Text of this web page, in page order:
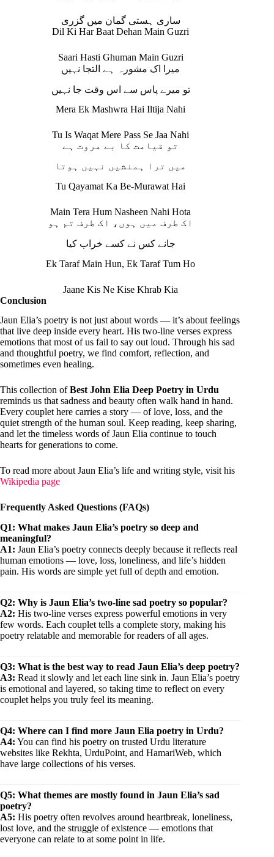
ساری ہستی گمان میں گزری
Dil Ki Har Baat Dehan Main Guzri
Saari Hasti Ghuman Main Guzri
میرا اک مشورہ ہے التجا نہیں
تو میرے پاس سے اس وقت جا نہیں
Mera Ek Mashwra Hai Iltija Nahi
Tu Is Waqat Mere Pass Se Jaa Nahi
تو قیامت کا بے مروت ہے
میں ترا ہمنشیں نہیں ہوتا
Tu Qayamat Ka Be-Murawat Hai
Main Tera Hum Nasheen Nahi Hota
اک طرف میں ہوں، اک طرف تم ہو
جانے کس نے کسے خراب کیا
Ek Taraf Main Hun, Ek Taraf Tum Ho
Jaane Kis Ne Kise Khrab Kia
Conclusion
Jaun Elia’s poetry is not just about words — it’s about feelings
that live deep inside every heart. His two-line verses express
emotions that most of us fail to say out loud. Through his sad
and thoughtful poetry, we find comfort, reflection, and
sometimes even healing.
This collection ofBest John Elia Deep Poetry in Urdu
reminds us that sadness and beauty often walk hand in hand.
Every couplet here carries a story — of love, loss, and the
quiet strength of the human soul. Keep reading, keep sharing,
and let the timeless words of Jaun Elia continue to touch
hearts for generations to come.
To read more about Jaun Elia’s life and writing style, visit his
Wikipedia page
Frequently Asked Questions (FAQs)
Q1: What makes Jaun Elia’s poetry so deep and
meaningful?
A1: Jaun Elia’s poetry connects deeply because it reflects real
human emotions — love, loss, loneliness, and life’s hidden
pain. His words are simple yet full of depth and emotion.
Q2: Why is Jaun Elia’s two-line sad poetry so popular?
A2: His two-line verses express powerful emotions in very
few words. Each couplet tells a complete story, making his
poetry relatable and memorable for readers of all ages.
Q3: What is the best way to read Jaun Elia’s deep poetry?
A3: Read it slowly and let each line sink in. Jaun Elia’s poetry
is emotional and layered, so taking time to reflect on every
couplet helps you truly feel its meaning.
Q4: Where can I find more Jaun Elia poetry in Urdu?
A4: You can find his poetry on trusted Urdu literature
websites like Rekhta, UrduPoint, and HamariWeb, which
have large collections of his verses.
Q5: What themes are mostly found in Jaun Elia’s sad
poetry?
A5: His poetry often revolves around heartbreak, loneliness,
lost love, and the struggle of existence — emotions that
everyone can relate to at some point in life.